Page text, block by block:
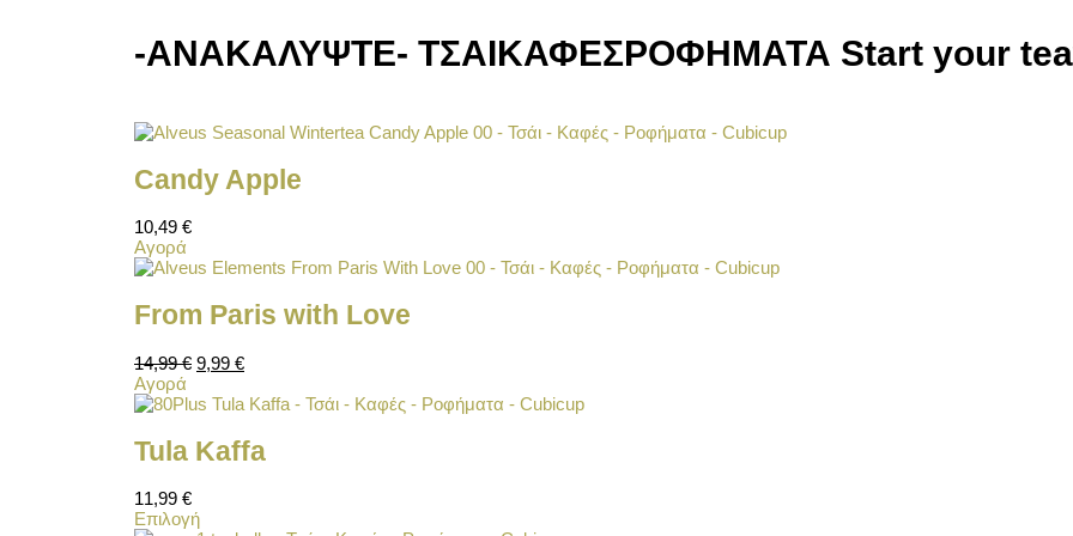
-ΑΝΑΚΑΛΥΨΤΕ- ΤΣΑΙΚΑΦΕΣΡΟΦΗΜΑΤΑ Start your
Candy Apple
10,49 €
Αγορά
From Paris with Love
14,99€ 9,99 €
Αγορά
Tula Kaffa
11,99 €
Επιλογή